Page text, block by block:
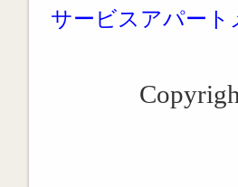
サービスアパート